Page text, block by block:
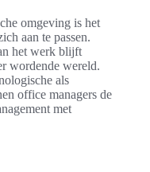
omgeving is het
aan te passen.
het werk blijft
wordende wereld.
als
office managers de
met